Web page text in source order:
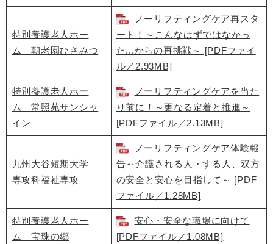
特別養護老人ホー
ム 朝老園ひさみつ
ノーリフティングケア再スタ
ート！～こんなはずではなかっ
た...からの再挑戦～ [PDFファイ
ル／2.93MB]
特別養護老人ホー
ム 常照苑サンシャ
イン
ノーリフティングケアを当た
り前に！～更なる定着と推進～
[PDFファイル／2.13MB]
九州大谷短期大学
専攻科福祉専攻
ノーリフティングケア体験報
告～介護される人・する人、双方
の安全と安心を目指して～ [PDF
ファイル／1.28MB]
特別養護老人ホー
ム 宝珠の郷
安心・安全な職場に向けて
[PDFファイル／1.08MB]